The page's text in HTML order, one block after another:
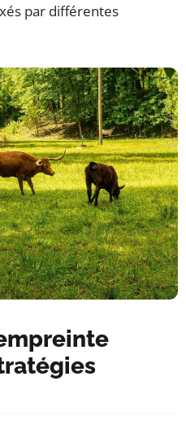
par différentes